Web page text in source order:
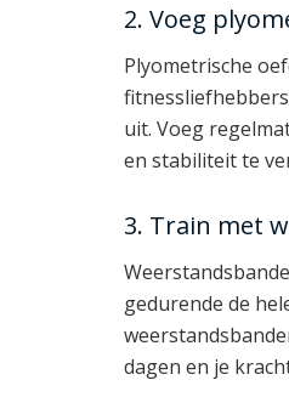
2. Voeg
Plyometrische
uit. Voeg
en stabiliteit te
3. Train met
gedurende de
dagen en je